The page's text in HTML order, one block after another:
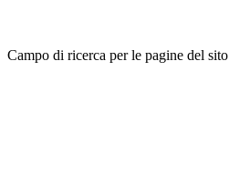
Campo di ricerca per le pagine del sito